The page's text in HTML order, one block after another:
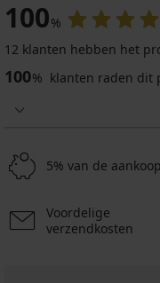
100%
12 klanten hebben het
100% klanten raden dit
5% van de aankoop
Voordelige
verzendkosten